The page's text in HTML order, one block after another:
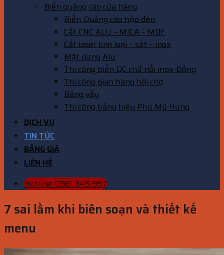
Biển quảng cáo cửa hàng
Biển Quảng cáo hộp đèn
Cắt CNC ALU – MICA – MDF
Cắt laser kim loại – sắt – inox
Mặt dựng Alu
Thi công biển QC chữ nổi inox-Đồng
Thi công gian hàng hội chợ
Bảng vẫy
Thi công bảng hiệu Phú Mỹ Hưng
DỊCH VỤ
TIN TỨC
BẢNG GIÁ
LIÊN HỆ
Hotline: 0961 345 997
7 sai lầm khi biên soạn và thiết kế
menu